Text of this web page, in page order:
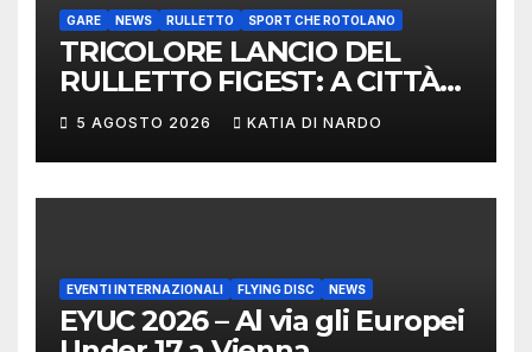
GARE NEWS RULLETTO SPORT CHE ROTOLANO
TRICOLORE LANCIO DEL
RULLETTO FIGEST: A CITTÀ
DI CASTELLO VINCONO
MARCHIGIANI ED UMBRI
5 AGOSTO 2026 KATIA DI NARDO
EVENTI INTERNAZIONALI FLYING DISC NEWS
EYUC 2026 – Al via gli Europei